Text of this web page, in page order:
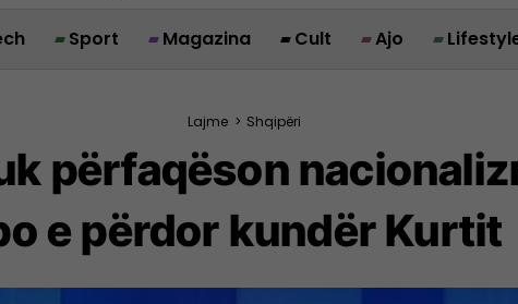
Sport Magazina Cult Ajo
Lajme > Shqipëri
përfaqëson
e përdor kundër Kurtit